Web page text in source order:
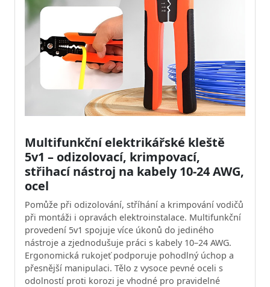
Multifunkční elektrikářské kleště
5v1 – odizolovací, krimpovací,
střihací nástroj na kabely 10-24 AWG,
ocel
Pomůže při odizolování, stříhání a krimpování vodičů
při montáži i opravách elektroinstalace. Multifunkční
provedení 5v1 spojuje více úkonů do jediného
nástroje a zjednodušuje práci s kabely 10–24 AWG.
Ergonomická rukojeť podporuje pohodlný úchop a
přesnější manipulaci. Tělo z vysoce pevné oceli s
odolností proti korozi je vhodné pro pravidelné